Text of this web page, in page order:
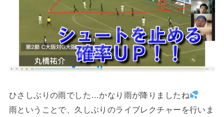
ひさしぶりの雨でした…かなり雨が降りましたね
雨ということで、久しぶりのライブレクチャーを行いま